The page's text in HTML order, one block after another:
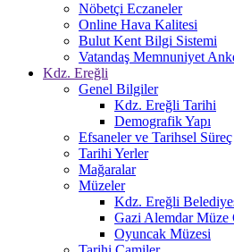
Nöbetçi Eczaneler
Online Hava Kalitesi
Bulut Kent Bilgi Sistemi
Vatandaş Memnuniyet
Kdz. Ereğli
Genel Bilgiler
Kdz. Ereğli Tarihi
Demografik Yapı
Efsaneler ve Tarihsel Süreç
Tarihi Yerler
Mağaralar
Müzeler
Kdz. Ereğli
Gazi Alemdar Müze
Oyuncak Müzesi